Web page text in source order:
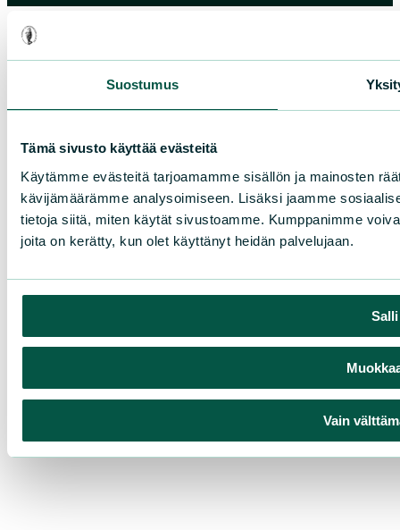
Suostumus
Tämä sivusto käyttää evästeitä
Käytämme evästeitä tarjoamamme sisällön ja mainosten
kävijämäärämme analysoimiseen. Lisäksi jaamme
tietoja siitä, miten käytät sivustoamme. Kumppanimme
joita on kerätty, kun olet käyttänyt heidän palvelujaan.
Vain